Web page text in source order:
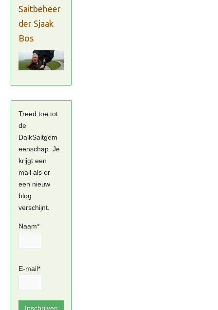
Saitbeheer
der Sjaak
Bos
Treed toe tot
de
DaikSaitgem
eenschap. Je
krijgt een
mail als er
een nieuw
blog
verschijnt.
Naam*
E-mail*